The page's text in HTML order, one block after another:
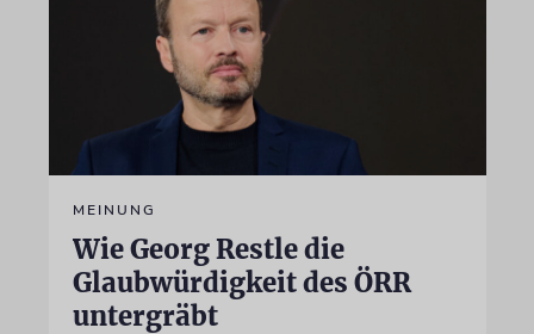
MEINUNG
Wie Georg Restle die
Glaubwürdigkeit des ÖRR
untergräbt